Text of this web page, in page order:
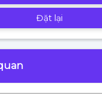
Đặt lại